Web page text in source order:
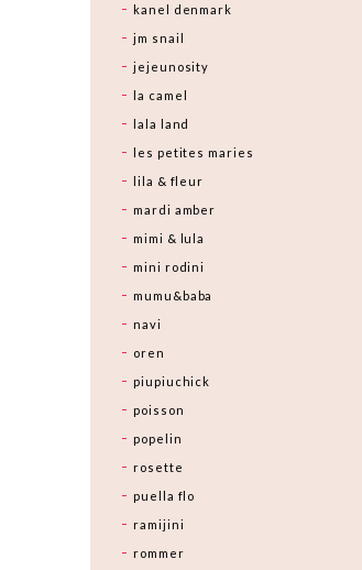
kanel denmark
jm snail
jejeunosity
la camel
lala land
les petites maries
lila & fleur
mardi amber
mimi & lula
mini rodini
mumu&baba
navi
oren
piupiuchick
poisson
popelin
rosette
puella flo
ramijini
rommer